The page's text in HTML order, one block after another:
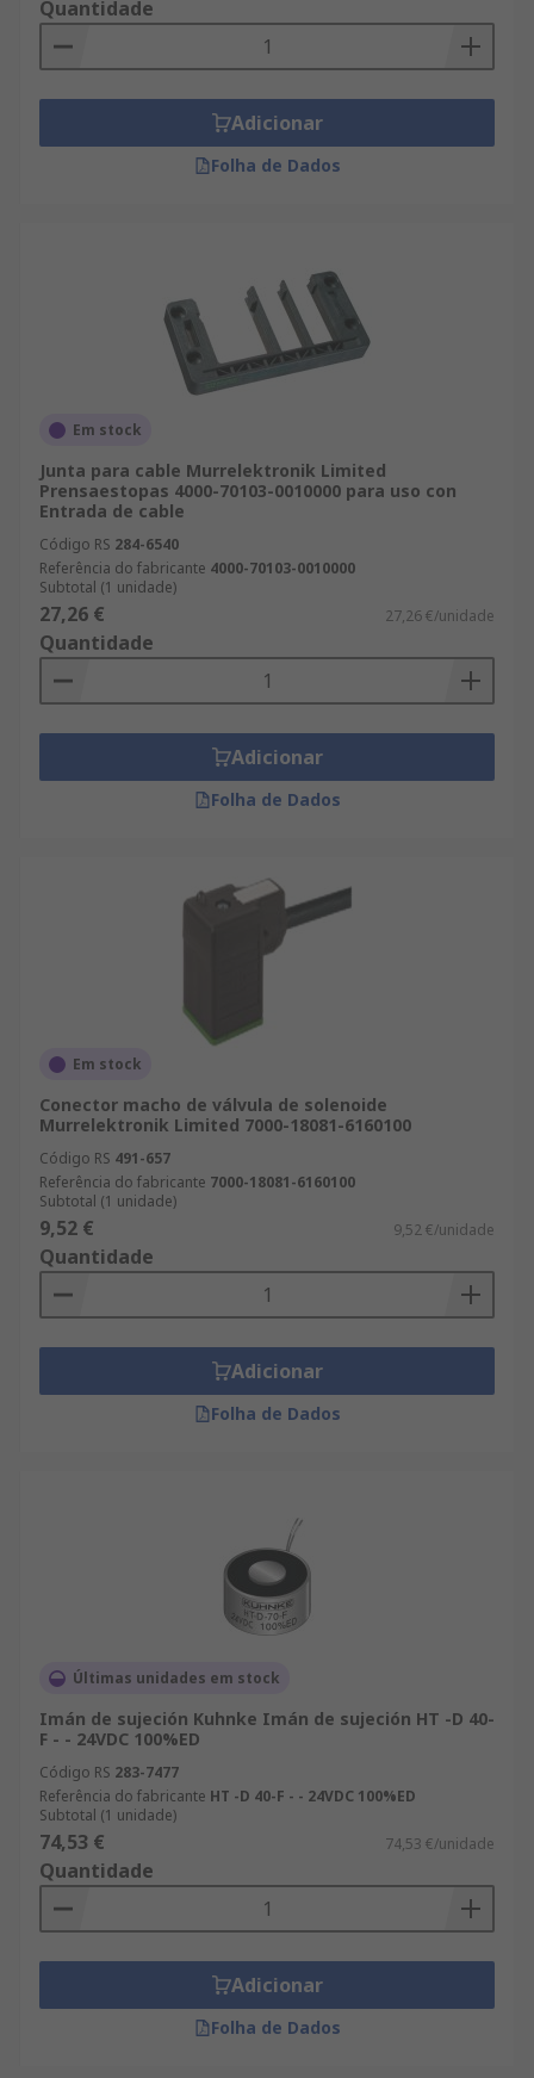
Quantidade
Adicionar
Folha de Dados
Em stock
Junta para cable Murrelektronik Limited
Prensaestopas 4000-70103-0010000 para uso con
Entrada de cable
Código RS 284-6540
Referência do fabricante 4000-70103-0010000
Subtotal (1 unidade)
27,26 € 27,26 €/unidade
Quantidade
Adicionar
Folha de Dados
Em stock
Conector macho de válvula de solenoide
Murrelektronik Limited 7000-18081-6160100
Código RS 491-657
Referência do fabricante 7000-18081-6160100
Subtotal (1 unidade)
9,52 € 9,52 €/unidade
Quantidade
Adicionar
Folha de Dados
Últimas unidades em stock
Imán de sujeción Kuhnke Imán de sujeción HT -D 40-
F - - 24VDC 100%ED
Código RS 283-7477
Referência do fabricante HT -D 40-F - - 24VDC 100%ED
Subtotal (1 unidade)
74,53 € 74,53 €/unidade
Quantidade
Adicionar
Folha de Dados